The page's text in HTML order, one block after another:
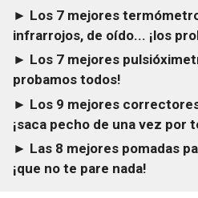
► Los 7 mejores
infrarrojos, de oído... ¡los
► Los 7 mejores
probamos todos!
► Los 9 mejores
¡saca pecho de una vez por
► Las 8 mejores pomadas
¡que no te pare nada!